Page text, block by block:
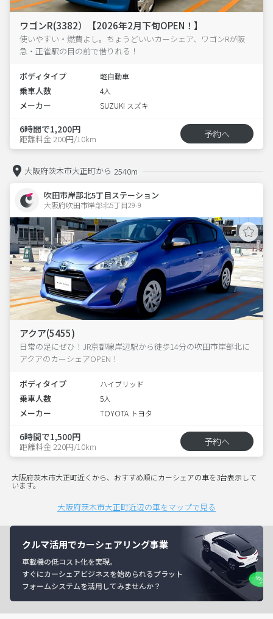
ワゴンR(3382）【2026年2月下旬OPEN！】
使いやすい・燃費よし。ちょうどいいカーシェア、ワゴンRが阪
急・正雀駅の目の前で借りれる！
ボディタイプ 軽自動車
乗車人数 4人
メーカー SUZUKI スズキ
6時間で1,200円
距離料金 200円/10km 予約へ
大阪府茨木市大正町から 2540m
吹田市岸部北5丁目ステーション
大阪府吹田市岸部北5丁目29-9
アクア(5455)
日常の足にぜひ！JR京都線岸辺駅から徒歩14分の吹田市岸部北に
アクアのカーシェアOPEN！
ボディタイプ ハイブリッド
乗車人数 5人
メーカー TOYOTA トヨタ
6時間で1,500円
距離料金 220円/10km 予約へ
大阪府茨木市大正町近くから、おすすめ順にカーシェアの車を3台表示して
います。
大阪府茨木市大正町近辺の車をマップで見る
クルマ活用でカーシェアリング事業
車載機の低コスト化を実現。
すぐにカーシェアビジネスを始められるプラット
フォームシステムを活用してみませんか？